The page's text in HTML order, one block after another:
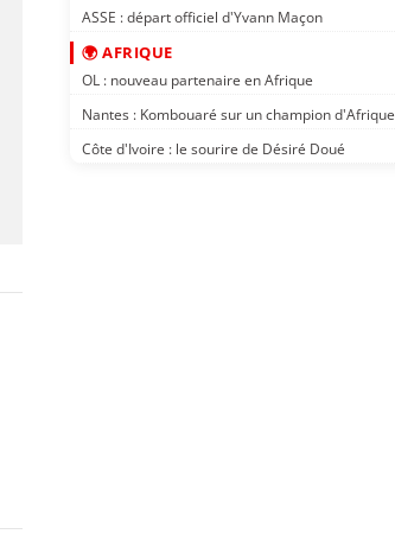
ASSE : départ officiel d'Yvann Maçon
🌍 AFRIQUE
OL : nouveau partenaire en Afrique
Nantes : Kombouaré sur un champion d'Afrique
Côte d'Ivoire : le sourire de Désiré Doué